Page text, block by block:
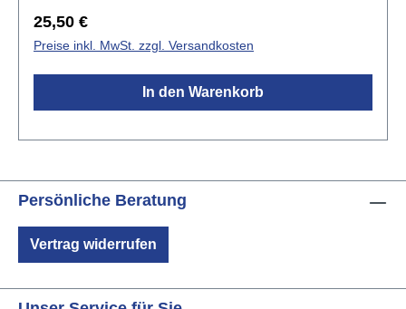
Regulärer Preis:
25,50 €
Preise inkl. MwSt. zzgl. Versandkosten
In den Warenkorb
Persönliche Beratung
Vertrag widerrufen